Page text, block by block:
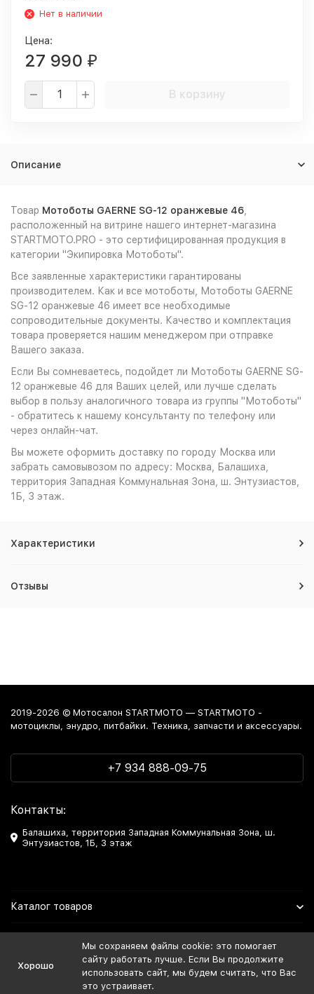
Нет в наличии
Цена:
27 990 ₽
В корзину
Описание
Товар Мотоботы GAERNE SG-12 оранжевые 46
расположенный на витрине нашего интернет-магазина
STARTMOTO.PRO - это сертифицированная продукция в
категории "Экипировка Мотоботы".
Все заявленные характеристики гарантированы
производителем. Как и все мотоботы, Мотоботы GAERNE
SG-12 оранжевые 46 имеет все необходимые
сопроводительные документы. Качество и комплектация
товара проверяется нашим менеджером при отправке
Вашего заказа.
Если Вы сомневаетесь, подойдет ли Мотоботы GAERNE SG-
12 оранжевые 46 для Ваших целей, или лучше сделать
выбор в пользу аналогичного товара из группы "Мотоботы"
- обратитесь к нашему консультанту по телефону или
через онлайн-чат.
Вы можете оформить доставку по городу Москва или
забрать самовывозом по адресу: Москва, Балашиха,
территория Западная Коммунальная Зона, ш. Энтузиастов,
1Б, 3 этаж.
Характеристики
Отзывы
2019-2026 © Мотосалон STARTMOTO — STARTMOTO -
мотоциклы, энудро, питбайки. Техника, запчасти и аксессуары.
+7 934 888-09-75
Контакты:
Балашиха, территория Западная Коммунальная Зона, ш.
Энтузиастов, 1Б, 3 этаж
Каталог товаров
Мы в Соцсетях
Хорошо
Мы сохраняем файлы cookie: это помогает
сайту работать лучше. Если Вы продолжите
использовать сайт, мы будем считать, что Вас
это устраивает.